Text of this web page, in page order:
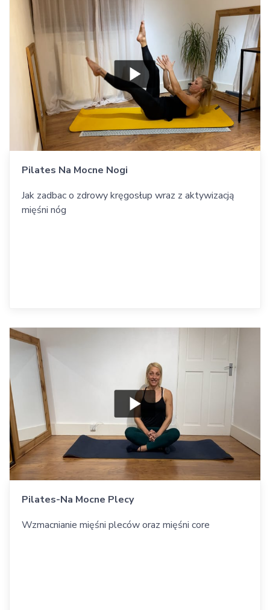
Pilates Na Mocne Nogi
Jak zadbac o zdrowy kręgosłup wraz z aktywizacją
mięśni nóg
Pilates-Na Mocne Plecy
Wzmacnianie mięśni pleców oraz mięśni core